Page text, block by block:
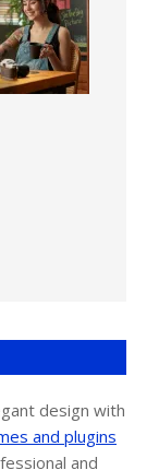
design with
and plugins
and